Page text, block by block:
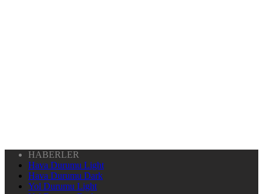
HABERLER
Hava Durumu Light
Hava Durumu Dark
Yol Durumu Light